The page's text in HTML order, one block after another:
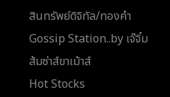
สินทรัพย์ดิจิทัล/ทองคำ
Gossip Station..by เจ๊จิ๋ม
ส้มซ่าส์ขาเม้าส์
Hot Stocks